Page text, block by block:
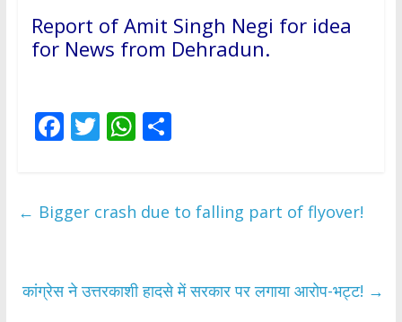
Report of Amit Singh Negi for idea
for News from Dehradun.
F
b
k
T
er
W
s
p
S
e
← Bigger crash due to falling part of flyover!
कांग्रेस ने उत्तरकाशी हादसे में सरकार पर लगाया आरोप-भट्ट! →